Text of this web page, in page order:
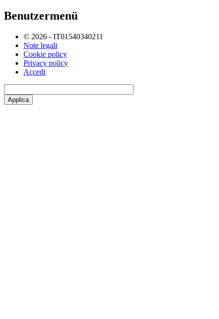
Benutzermenü
© 2026 - IT01540340211
Note legali
Cookie policy
Privacy policy
Accedi